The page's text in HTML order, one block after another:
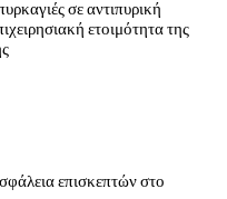
σε αντιπυρική
ετοιμότητα της
επισκεπτών στο